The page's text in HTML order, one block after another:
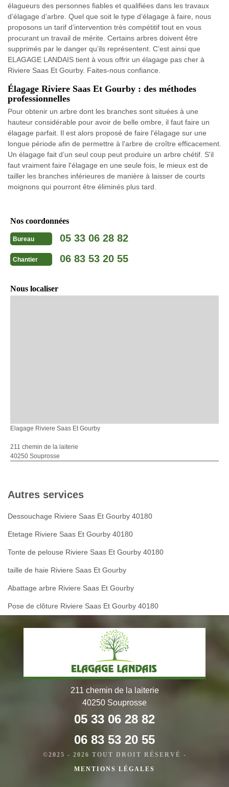
élagueurs des personnes fiables et qualifiées dans les travaux
d’élagage d’arbre. Quel que soit le type d’élagage à faire, nous
proposons un tarif d’intervention très compétitif tout en vous
procurant un travail de mérite. Certains arbres doivent être
supprimés par le danger qu’ils représentent. C’est ainsi que
ELAGAGE LANDAIS tient à vous offrir un élagage pas cher à
Riviere Saas Et Gourby. Faites-nous confiance.
Élagage Riviere Saas Et Gourby : des méthodes
professionnelles
Pour obtenir un arbre dont les branches sont situées à une
hauteur considérable pour avoir de belle ombre, il faut faire un
élagage parfait. Il est alors proposé de faire l'élagage sur une
longue période afin de permettre à l'arbre de croître efficacement.
Un élagage fait d’un seul coup peut produire un arbre chétif. S'il
faut vraiment faire l'élagage en une seule fois, le mieux est de
tailler les branches inférieures de manière à laisser de courts
moignons qui pourront être éliminés plus tard.
Nos coordonnées
Bureau 05 33 06 28 82
Chantier 06 83 53 20 55
Nous localiser
Elagage Riviere Saas Et Gourby
211 chemin de la laiterie
40250 Souprosse
Autres services
Dessouchage Riviere Saas Et Gourby 40180
Etetage Riviere Saas Et Gourby 40180
Tonte de pelouse Riviere Saas Et Gourby 40180
taille de haie Riviere Saas Et Gourby
Abattage arbre Riviere Saas Et Gourby
Pose de clôture Riviere Saas Et Gourby 40180
211 chemin de la laiterie
40250 Souprosse
05 33 06 28 82
06 83 53 20 55
©2025 - 2026 TOUT DROIT RÉSERVÉ -
MENTIONS LÉGALES